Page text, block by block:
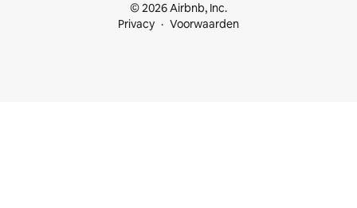
© 2026 Airbnb, Inc.
Privacy
Voorwaarden